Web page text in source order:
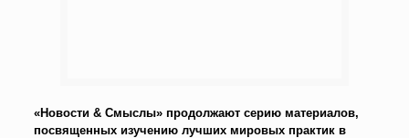
«Новости & Смыслы» продолжают серию материалов,
посвященных изучению лучших мировых практик в